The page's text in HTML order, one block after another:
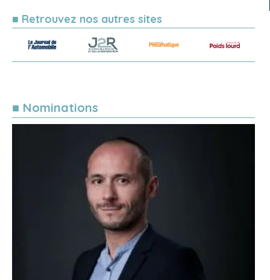
■ Retrouvez nos autres sites
■ Nominations